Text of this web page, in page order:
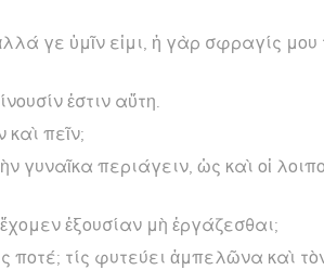
γε ὑμῖν εἰμι, ἡ γὰρ σφραγίς μου
ἐστιν αὕτη.
καὶ πεῖν;
γυναῖκα περιάγειν, ὡς καὶ οἱ
ἐξουσίαν μὴ ἐργάζεσθαι;
ποτέ; τίς φυτεύει ἀμπελῶνα καὶ